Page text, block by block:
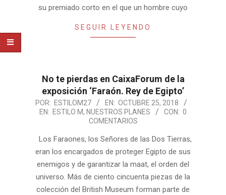
su premiado corto en el que un hombre cuyo
SEGUIR LEYENDO
No te pierdas en CaixaForum de la
exposición ‘Faraón. Rey de Egipto’
2018-
10-
POR: ESTILOM27 EN: OCTUBRE 25, 2018
EN: ESTILO M, NUESTROS PLANES CON: 0
COMENTARIOS
Los Faraones, los Señores de las Dos Tierras,
eran los encargados de proteger Egipto de sus
enemigos y de garantizar la maat, el orden del
universo. Más de ciento cincuenta piezas de la
colección del British Museum forman parte de